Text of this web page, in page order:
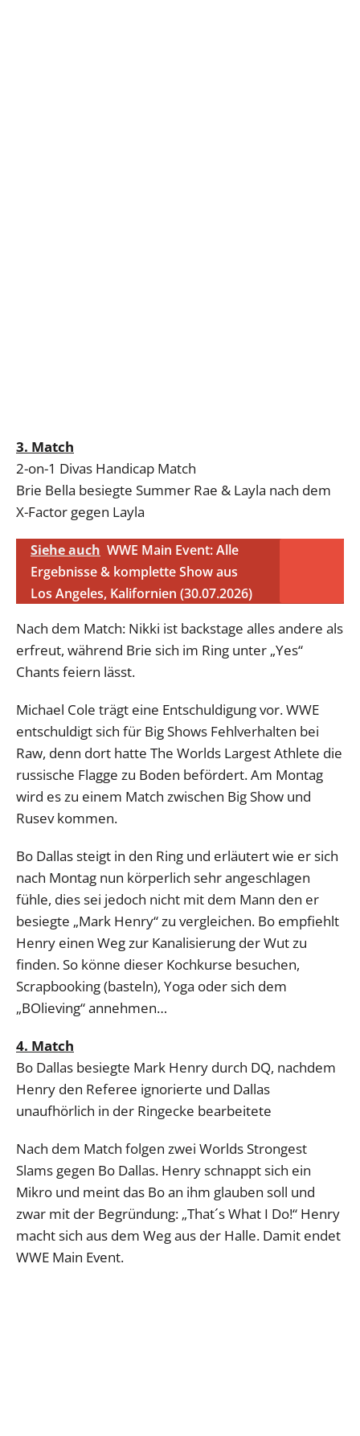
3. Match
2-on-1 Divas Handicap Match
Brie Bella besiegte Summer Rae & Layla nach dem
X-Factor gegen Layla
Siehe auch WWE Main Event: Alle
Ergebnisse & komplette Show aus
Los Angeles, Kalifornien (30.07.2026)
Nach dem Match: Nikki ist backstage alles andere als
erfreut, während Brie sich im Ring unter „Yes“
Chants feiern lässt.
Michael Cole trägt eine Entschuldigung vor. WWE
entschuldigt sich für Big Shows Fehlverhalten bei
Raw, denn dort hatte The Worlds Largest Athlete die
russische Flagge zu Boden befördert. Am Montag
wird es zu einem Match zwischen Big Show und
Rusev kommen.
Bo Dallas steigt in den Ring und erläutert wie er sich
nach Montag nun körperlich sehr angeschlagen
fühle, dies sei jedoch nicht mit dem Mann den er
besiegte „Mark Henry“ zu vergleichen. Bo empfiehlt
Henry einen Weg zur Kanalisierung der Wut zu
finden. So könne dieser Kochkurse besuchen,
Scrapbooking (basteln), Yoga oder sich dem
„BOlieving“ annehmen…
4. Match
Bo Dallas besiegte Mark Henry durch DQ, nachdem
Henry den Referee ignorierte und Dallas
unaufhörlich in der Ringecke bearbeitete
Nach dem Match folgen zwei Worlds Strongest
Slams gegen Bo Dallas. Henry schnappt sich ein
Mikro und meint das Bo an ihm glauben soll und
zwar mit der Begründung: „That´s What I Do!“ Henry
macht sich aus dem Weg aus der Halle. Damit endet
WWE Main Event.